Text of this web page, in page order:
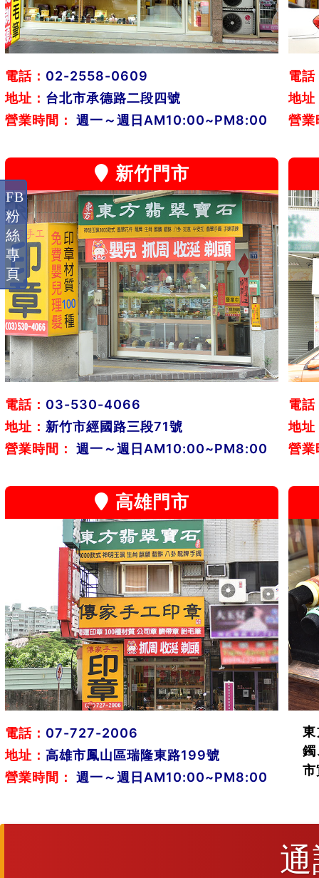
電話： 02-2558-0609
地址： 台北市承德路二段四號
營業時間：
週一～週日AM10:00~PM8:00
電話
地址
營業
新竹門市
電話： 03-530-4066
地址： 新竹市經國路三段71號
營業時間：
週一～週日AM10:00~PM8:00
電話
地址
營業
高雄門市
電話： 07-727-2006
地址： 高雄市鳳山區瑞隆東路199號
營業時間：
週一～週日AM10:00~PM8:00
鐲
市
FB
粉
絲
專
頁